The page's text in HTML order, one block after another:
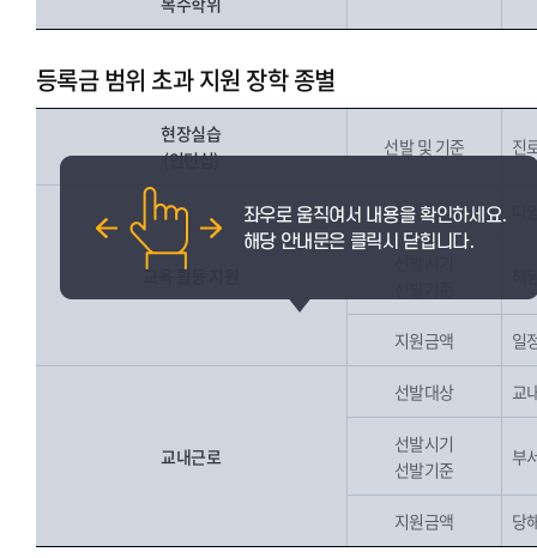
등록금 범위 초과 지원 장학 종별
현장실습
(인턴십)
선발 및 기준 진
교육 활동 지원
선발대상
지원금액 일
교내근로
선발대상 교
선발시기
선발기준
부
지원금액 당